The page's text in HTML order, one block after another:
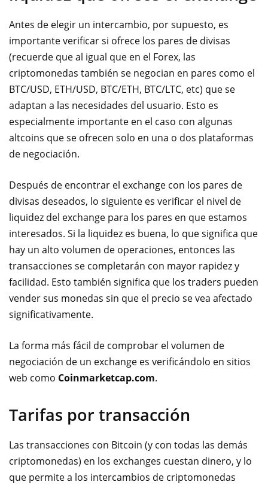
Antes de elegir un intercambio, por supuesto, es
importante verificar si ofrece los pares de divisas
(recuerde que al igual que en el Forex, las
criptomonedas también se negocian en pares como el
BTC/USD, ETH/USD, BTC/ETH, BTC/LTC, etc) que se
adaptan a las necesidades del usuario. Esto es
especialmente importante en el caso con algunas
altcoins que se ofrecen solo en una o dos plataformas
de negociación.
Después de encontrar el exchange con los pares de
divisas deseados, lo siguiente es verificar el nivel de
liquidez del exchange para los pares en que estamos
interesados. Si la liquidez es buena, lo que significa que
hay un alto volumen de operaciones, entonces las
transacciones se completarán con mayor rapidez y
facilidad. Esto también significa que los traders pueden
vender sus monedas sin que el precio se vea afectado
significativamente.
La forma más fácil de comprobar el volumen de
negociación de un exchange es verificándolo en sitios
web como Coinmarketcap.com.
Tarifas por transacción
Las transacciones con Bitcoin (y con todas las demás
criptomonedas) en los exchanges cuestan dinero, y lo
que permite a los intercambios de criptomonedas